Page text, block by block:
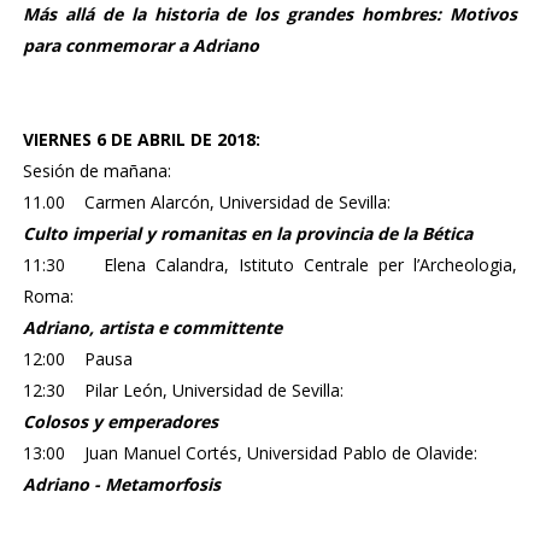
Más allá de la historia de los grandes hombres: Motivos
para conmemorar a Adriano
VIERNES 6 DE ABRIL DE 2018:
Sesión de mañana:
11.00 Carmen Alarcón, Universidad de Sevilla:
Culto imperial y romanitas en la provincia de la Bética
11:30 Elena Calandra, Istituto Centrale per l’Archeologia,
Roma:
Adriano, artista e committente
12:00 Pausa
12:30 Pilar León, Universidad de Sevilla:
Colosos y emperadores
13:00 Juan Manuel Cortés, Universidad Pablo de Olavide:
Adriano - Metamorfosis